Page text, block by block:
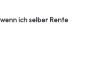
ich selber Rente